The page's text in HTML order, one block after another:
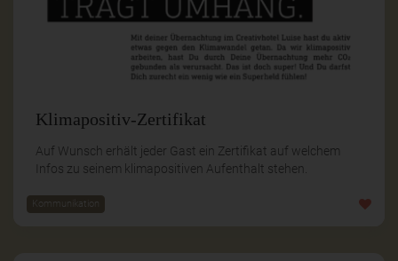
Klimapositiv-Zertifikat
Auf Wunsch erhält jeder Gast ein Zertifikat auf welchem
Infos zu seinem klimapositiven Aufenthalt stehen.
Kommunikation